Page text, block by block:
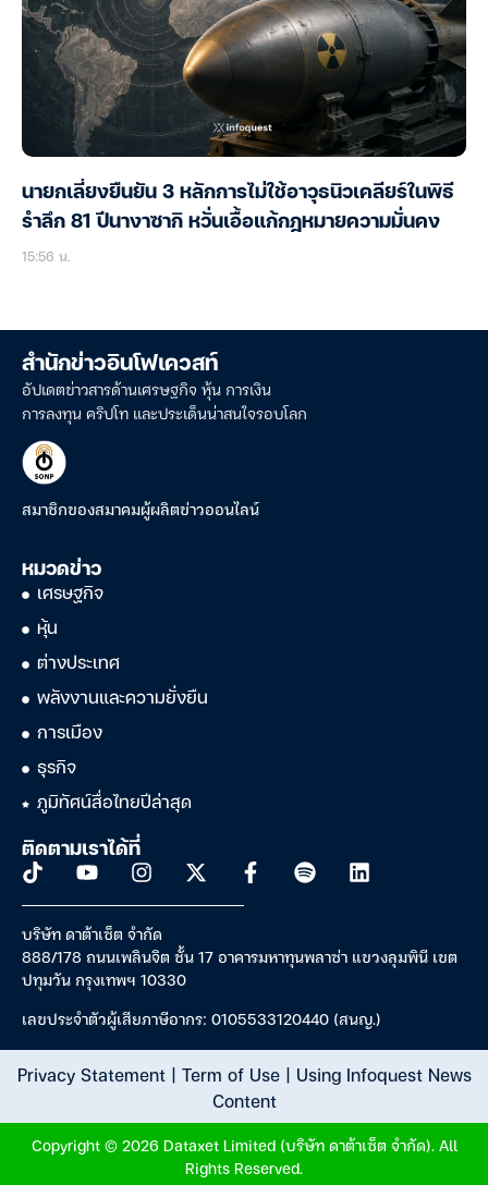
นายกเลี่ยงยืนยัน 3 หลักการไม่ใช้อาวุธนิวเคลียร์ในพิธี
รำลึก 81 ปีนางาซากิ หวั่นเอื้อแก้กฎหมายความมั่นคง
15:56 น.
สำนักข่าวอินโฟเควสท์
อัปเดตข่าวสารด้านเศรษฐกิจ หุ้น การเงิน
การลงทุน คริปโท และประเด็นน่าสนใจรอบโลก
สมาชิกของสมาคมผู้ผลิตข่าวออนไลน์
หมวดข่าว
เศรษฐกิจ
หุ้น
ต่างประเทศ
พลังงานและความยั่งยืน
การเมือง
ธุรกิจ
ภูมิทัศน์สื่อไทยปีล่าสุด
ติดตามเราได้ที่
บริษัท ดาต้าเซ็ต จำกัด
888/178 ถนนเพลินจิต ชั้น 17 อาคารมหาทุนพลาซ่า แขวงลุมพินี เขต
ปทุมวัน กรุงเทพฯ 10330
เลขประจำตัวผู้เสียภาษีอากร: 0105533120440 (สนญ.)
Privacy Statement| Term of Use| Using Infoquest News
Content
Copyright © 2026 Dataxet Limited (บริษัท ดาต้าเซ็ต จำกัด). All
Rights Reserved.